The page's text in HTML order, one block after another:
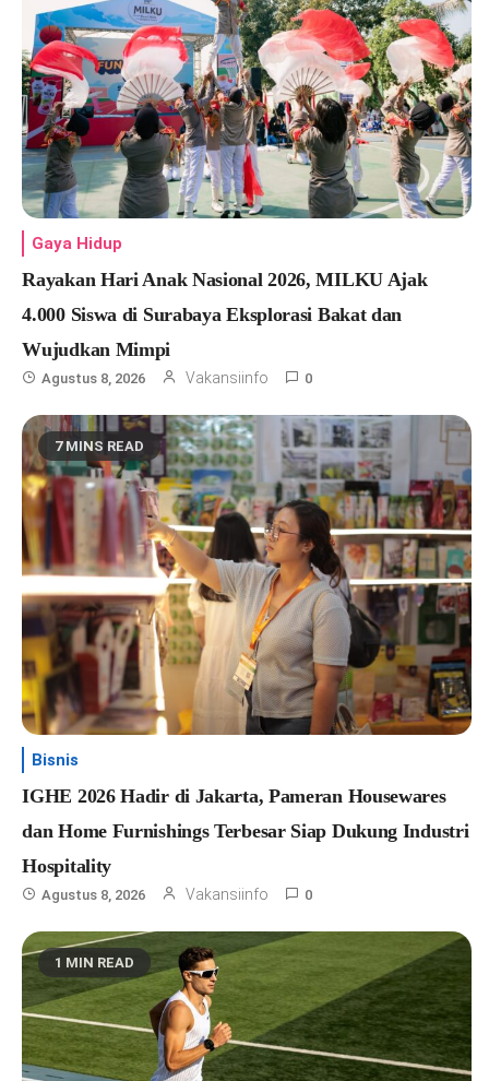
Gaya Hidup
Rayakan Hari Anak Nasional 2026, MILKU Ajak
4.000 Siswa di Surabaya Eksplorasi Bakat dan
Wujudkan Mimpi
Agustus 8, 2026 Vakansiinfo 0
7 MINS READ
Bisnis
IGHE 2026 Hadir di Jakarta, Pameran Housewares
dan Home Furnishings Terbesar Siap Dukung Industri
Hospitality
Agustus 8, 2026 Vakansiinfo 0
1 MIN READ